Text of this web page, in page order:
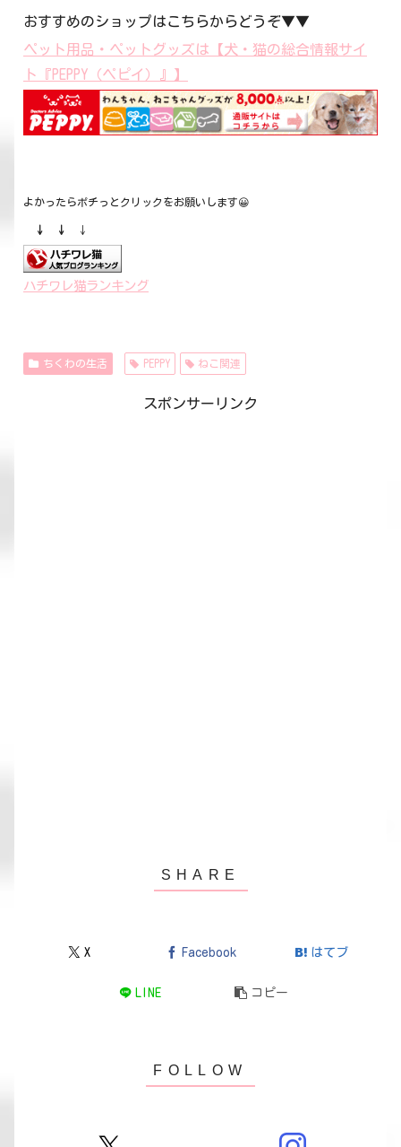
おすすめのショップはこちらからどうぞ▼▼
ペット用品・ペットグッズは【犬・猫の総合情報サイ
ト『PEPPY（ペピイ）』】
よかったらポチっとクリックをお願いします😀
↓ ↓ ↓
ハチワレ猫ランキング
ちくわの生活 PEPPY ねこ関連
スポンサーリンク
X Facebook はてブ
LINE コピー